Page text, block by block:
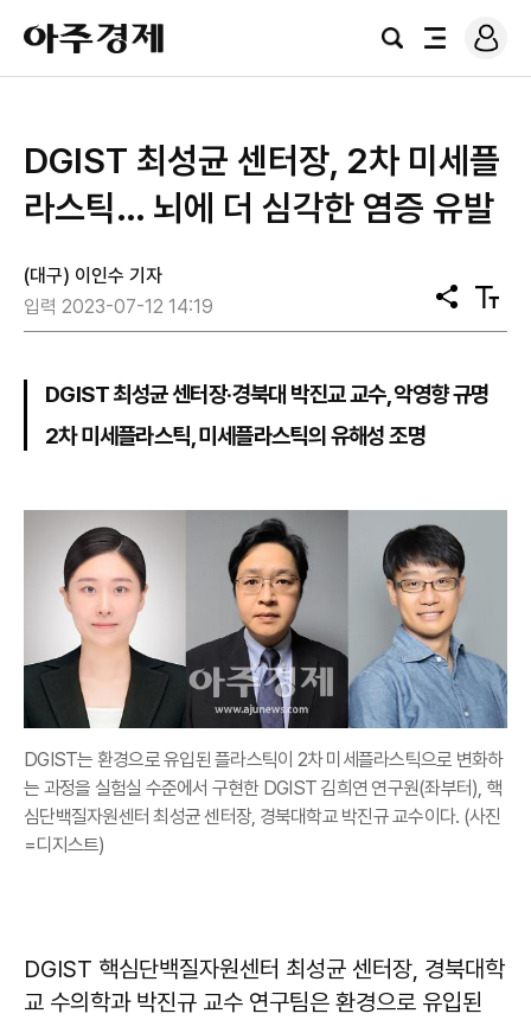
아
주
경
검
전
로
그
DGIST 최성균 센터장, 2차 미세플
라스틱… 뇌에 더 심각한 염증 유발
(대구) 이인수 기자
입력 2023-07-12 14:19
공
유
텍
스
기
DGIST 최성균 센터장‧경북대 박진교 교수, 악영향 규명
2차 미세플라스틱, 미세플라스틱의 유해성 조명
DGIST는 환경으로 유입된 플라스틱이 2차 미세플라스틱으로 변화하
는 과정을 실험실 수준에서 구현한 DGIST 김희연 연구원(좌부터), 핵
심단백질자원센터 최성균 센터장, 경북대학교 박진규 교수이다. (사진
=디지스트)
DGIST 핵심단백질자원센터 최성균 센터장, 경북대학
교 수의학과 박진규 교수 연구팀은 환경으로 유입된